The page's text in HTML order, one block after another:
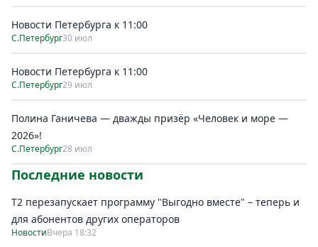
Новости Петербурга к 11:00
С.Петербург30 июл
Новости Петербурга к 11:00
С.Петербург29 июл
Полина Ганичева — дважды призёр «Человек и море —
2026»!
С.Петербург28 июл
Последние новости
Т2 перезапускает программу "Выгодно вместе" – теперь и
для абонентов других операторов
НовостиВчера 18:32